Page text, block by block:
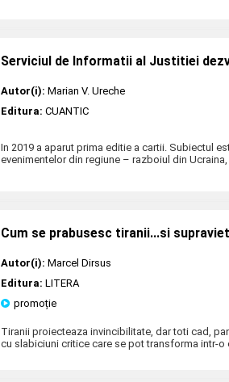
Serviciul de Informatii al Justitiei
Autor(i): Marian V. Ureche
Editura: CUANTIC
In 2019 a aparut prima editie a cartii. Subiectul
evenimentelor din regiune – razboiul din
Cum se prabusesc tiranii...si
Autor(i): Marcel Dirsus
Editura: LITERA
promoție
Tiranii proiecteaza invincibilitate, dar toti cad,
cu slabiciuni critice care se pot transforma intr-o